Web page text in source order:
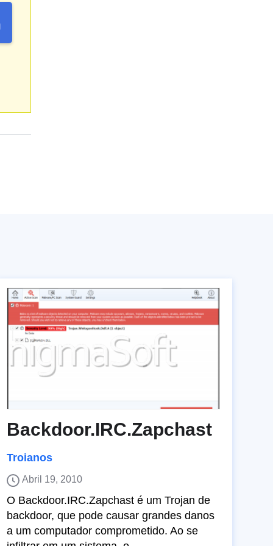
Backdoor.IRC.Zapchast
Troianos
Abril 19, 2010
O Backdoor.IRC.Zapchast é um Trojan de
backdoor, que pode causar grandes danos
a um computador comprometido. Ao se